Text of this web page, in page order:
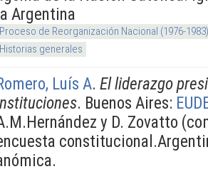
Argentina
Proceso de Reorganización Nacional (1976-1983)
Historias generales
Luís A. El liderazgo
. Buenos Aires:
y D. Zovatto